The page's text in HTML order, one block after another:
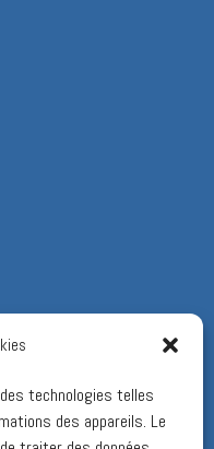
technologies telles
des appareils. Le